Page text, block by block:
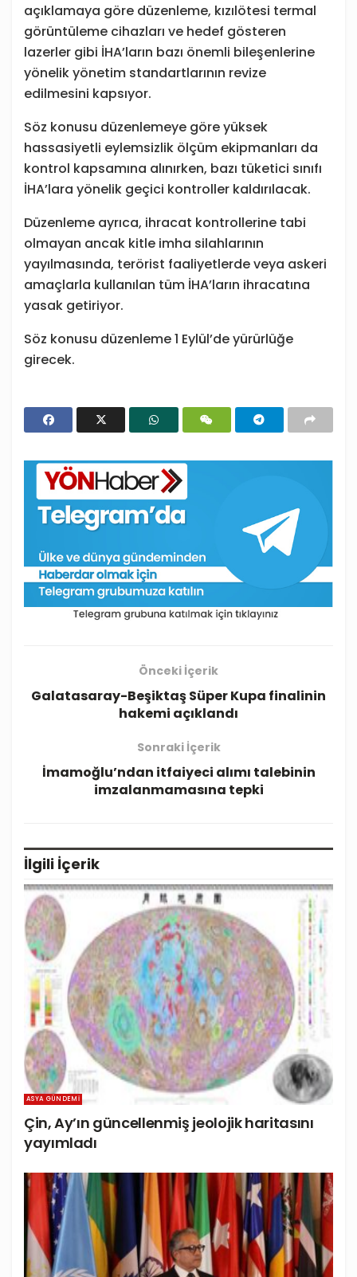
açıklamaya göre düzenleme, kızılötesi termal
görüntüleme cihazları ve hedef gösteren
lazerler gibi İHA’ların bazı önemli bileşenlerine
yönelik yönetim standartlarının revize
edilmesini kapsıyor.
Söz konusu düzenlemeye göre yüksek
hassasiyetli eylemsizlik ölçüm ekipmanları da
kontrol kapsamına alınırken, bazı tüketici sınıfı
İHA’lara yönelik geçici kontroller kaldırılacak.
Düzenleme ayrıca, ihracat kontrollerine tabi
olmayan ancak kitle imha silahlarının
yayılmasında, terörist faaliyetlerde veya askeri
amaçlarla kullanılan tüm İHA’ların ihracatına
yasak getiriyor.
Söz konusu düzenleme 1 Eylül’de yürürlüğe
girecek.
Önceki İçerik
Galatasaray-Beşiktaş Süper Kupa finalinin
hakemi açıklandı
Sonraki İçerik
İmamoğlu’ndan itfaiyeci alımı talebinin
imzalanmamasına tepki
İlgili İçerik
ASYA GÜNDEMI
Çin, Ay’ın güncellenmiş jeolojik haritasını
yayımladı